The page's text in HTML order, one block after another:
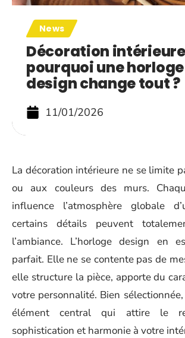
News
Décoration
pourquoi une horloge
design change tout ?
11/01/2026
La décoration intérieure ne se limite
ou aux couleurs des murs.
influence l’atmosphère globale
certains détails peuvent
l’ambiance. L’horloge design en
parfait. Elle ne se contente pas de
elle structure la pièce, apporte du
votre personnalité. Bien
élément central qui attire le
sophistication et harmonie à votre